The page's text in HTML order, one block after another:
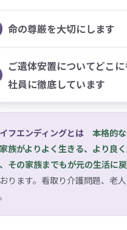
命の尊厳を大切にします
ご遺体安置についてどこ
社員に徹底しています
フエンディングとは 本格的
族がよりよく生きる、より良
その家族までもが元の生活に
ります。看取り介護問題、老